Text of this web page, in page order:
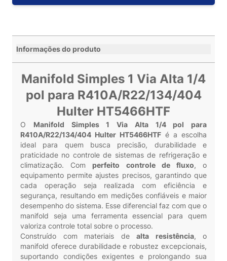
Informações do produto
Manifold Simples 1 Via Alta 1/4
pol para R410A/R22/134/404
Hulter HT5466HTF
O Manifold Simples 1 Via Alta 1/4 pol para
R410A/R22/134/404 Hulter HT5466HTF é a escolha
ideal para quem busca precisão, durabilidade e
praticidade no controle de sistemas de refrigeração e
climatização. Com perfeito controle de fluxo, o
equipamento permite ajustes precisos, garantindo que
cada operação seja realizada com eficiência e
segurança, resultando em medições confiáveis e maior
desempenho do sistema. Esse diferencial faz com que o
manifold seja uma ferramenta essencial para quem
valoriza controle total sobre o processo.
Construído com materiais de alta resistência, o
manifold oferece durabilidade e robustez excepcionais,
suportando condições exigentes e prolongando sua